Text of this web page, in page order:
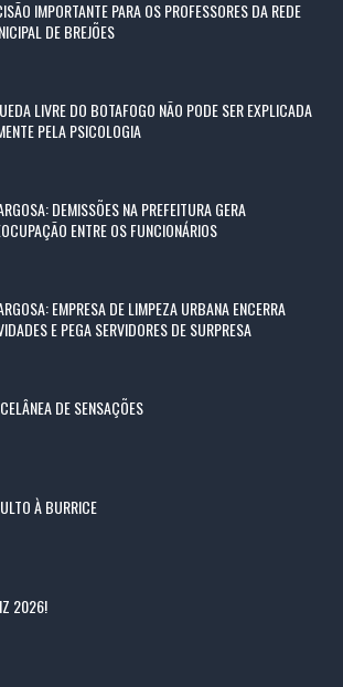
IMPORTANTE PARA OS PROFESSORES DA REDE
DE BREJÕES
LIVRE DO BOTAFOGO NÃO PODE SER EXPLICADA
PELA PSICOLOGIA
DEMISSÕES NA PREFEITURA GERA
ENTRE OS FUNCIONÁRIOS
EMPRESA DE LIMPEZA URBANA ENCERRA
E PEGA SERVIDORES DE SURPRESA
DE SENSAÇÕES
À BURRICE
2026!